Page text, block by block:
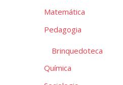
Matemática
Pedagogia
Brinquedoteca
Química